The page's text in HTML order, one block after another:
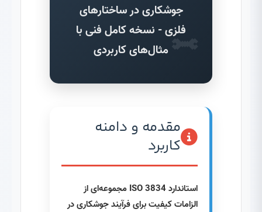
جوشکاری در ساختارهای
فلزی - نسخه کامل فنی با
مثال‌های کاربردی
مقدمه و دامنه
کاربرد
استاندارد ISO 3834 مجموعه‌ای از
الزامات کیفیت برای فرآیند جوشکاری در